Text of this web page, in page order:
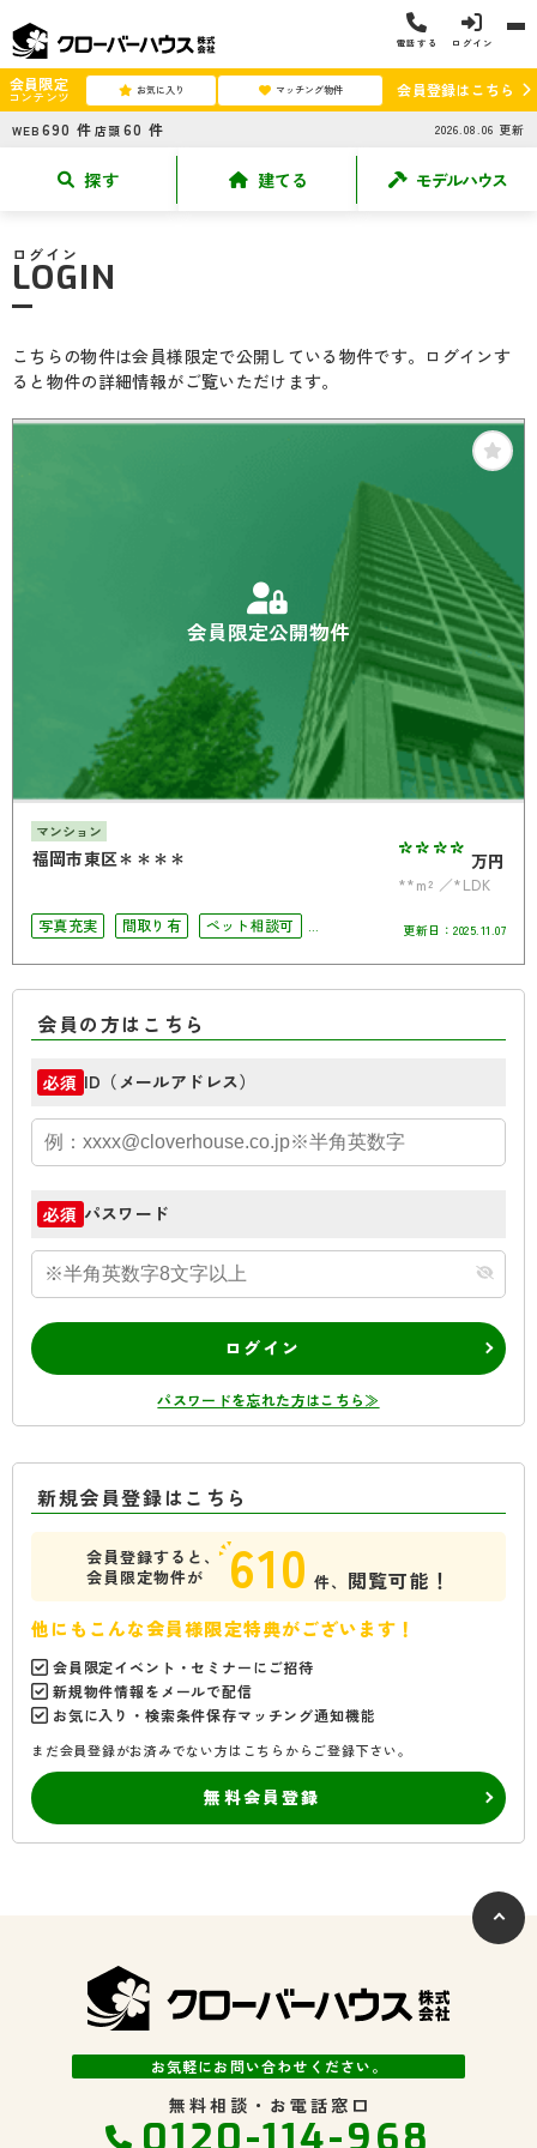
電話する ログイン
会員限定
コンテンツ お気に入り マッチング物件 会員登録はこちら
WEB 690 件 店頭 60 件 2026.08.06 更新
探す 建てる モデルハウス
ログイン
LOGIN
こちらの物件は会員様限定で公開している物件です。ログインす
ると物件の詳細情報がご覧いただけます。
会員限定公開物件
マンション
福岡市東区＊＊＊＊ **** 万円
**m²
*LDK
写真充実
間取り有
ペット相談可
更新日： 2025.11.07
会員の方はこちら
必須 ID（メールアドレス）
必須 パスワード
ログイン
パスワードを忘れた方はこちら≫
新規会員登録はこちら
会員登録すると、
会員限定物件が
610 件、 閲覧可能！
他にもこんな会員様限定特典がございます！
会員限定イベント・セミナーにご招待
新規物件情報をメールで配信
お気に入り・検索条件保存マッチング通知機能
まだ会員登録がお済みでない方はこちらからご登録下さい。
無料会員登録
お気軽にお問い合わせください。
無料相談・お電話窓口